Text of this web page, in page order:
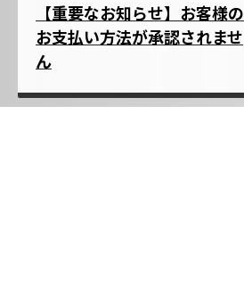
【重要なお知らせ】お客様の
お支払い方法が承認されませ
ん